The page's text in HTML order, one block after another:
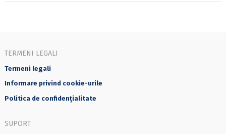
TERMENI LEGALI
Termeni legali
Informare privind cookie-urile
Politica de confidențialitate
SUPORT